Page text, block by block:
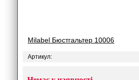
Milabel Бюстгальтер 10006
Артикул: